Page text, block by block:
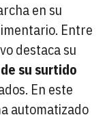
en su
Entre
destaca su
su surtido
En este
automatizado